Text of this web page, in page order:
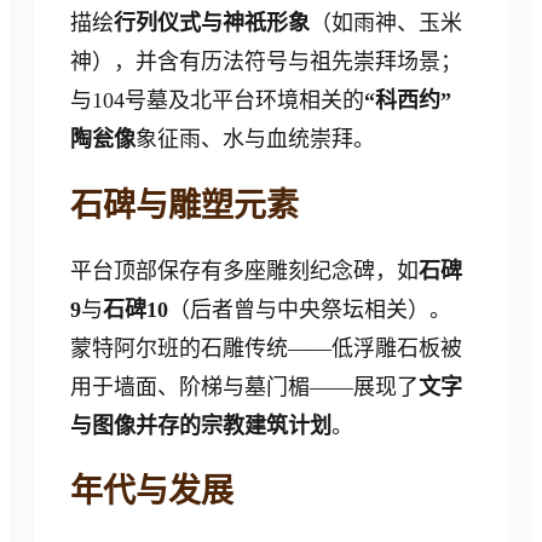
描绘行列仪式与神祇形象 （如雨神、玉米
神），并含有历法符号与祖先崇拜场景；
与104号墓及北平台环境相关的“科西约”
陶瓮像象征雨、水与血统崇拜。
石碑与雕塑元素
平台顶部保存有多座雕刻纪念碑，如石碑
9与石碑10 （后者曾与中央祭坛相关）。
蒙特阿尔班的石雕传统——低浮雕石板被
用于墙面、阶梯与墓门楣——展现了文字
与图像并存的宗教建筑计划 。
年代与发展